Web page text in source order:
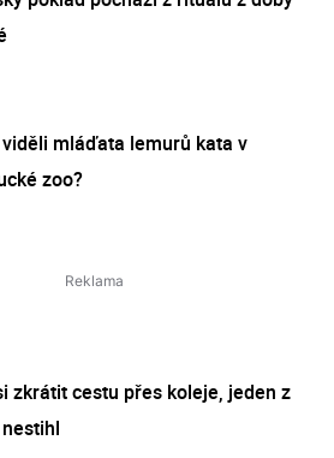
viděli mláďata lemurů kata v
zoo?
zkrátit cestu přes koleje, jeden z